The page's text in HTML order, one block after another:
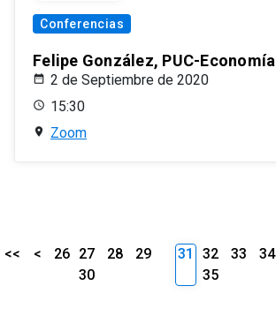
Conferencias
Felipe González, PUC-Economía
2 de Septiembre de 2020
15:30
Zoom
<< < 26 27 28
29
30
31 32 33
34
35